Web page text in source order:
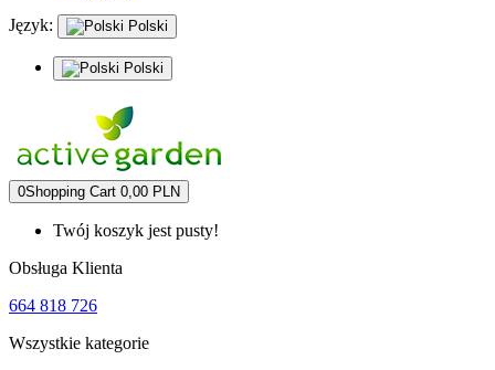
Język: Polski
Polski
0Shopping Cart 0,00 PLN
Twój koszyk jest pusty!
Obsługa Klienta
664 818 726
Wszystkie kategorie